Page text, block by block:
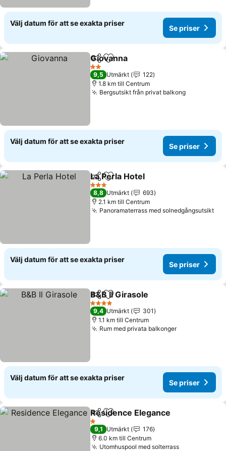
Välj datum för att se exakta priser
Se priser
Dela Lägg till i Mina Favoriter
Giovanna
2 Stjärnor
9,5 Utmärkt
122
1.8 km till Centrum
Bergsutsikt från privat balkong
Välj datum för att se exakta priser
Se priser
Dela Lägg till i Mina Favoriter
La Perla Hotel
3 Stjärnor
8,8 Utmärkt
693
2.1 km till Centrum
Panoramaterrass med solnedgångsutsikt
Välj datum för att se exakta priser
Se priser
Dela Lägg till i Mina Favoriter
B&B Il Girasole
4 Stjärnor
9,4 Utmärkt
301
1.1 km till Centrum
Rum med privata balkonger
Välj datum för att se exakta priser
Se priser
Dela Lägg till i Mina Favoriter
Residence Elegance
1 Stjärnor
9,1 Utmärkt
176
6.0 km till Centrum
Utomhuspool med solterrass